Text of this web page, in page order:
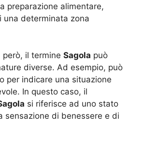
preparazione alimentare,
una determinata zona
il termine Sagola può
diverse. Ad esempio, può
per indicare una situazione
In questo caso, il
si riferisce ad uno stato
sensazione di benessere e di